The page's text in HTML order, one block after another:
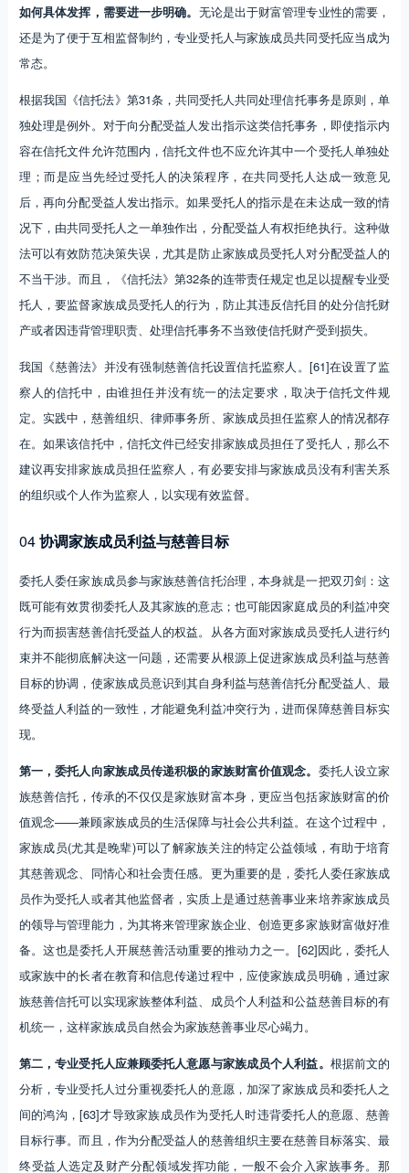
如何具体发挥，需要进一步明确。 无论是出于财富管理专业性的需要，
还是为了便于互相监督制约，专业受托人与家族成员共同受托应当成为
常态。
根据我国《信托法》第31条，共同受托人共同处理信托事务是原则，单
独处理是例外。对于向分配受益人发出指示这类信托事务，即使指示内
容在信托文件允许范围内，信托文件也不应允许其中一个受托人单独处
理；而是应当先经过受托人的决策程序，在共同受托人达成一致意见
后，再向分配受益人发出指示。如果受托人的指示是在未达成一致的情
况下，由共同受托人之一单独作出，分配受益人有权拒绝执行。这种做
法可以有效防范决策失误，尤其是防止家族成员受托人对分配受益人的
不当干涉。而且，《信托法》第32条的连带责任规定也足以提醒专业受
托人，要监督家族成员受托人的行为，防止其违反信托目的处分信托财
产或者因违背管理职责、处理信托事务不当致使信托财产受到损失。
我国《慈善法》并没有强制慈善信托设置信托监察人。[61]在设置了监
察人的信托中，由谁担任并没有统一的法定要求，取决于信托文件规
定。实践中，慈善组织、律师事务所、家族成员担任监察人的情况都存
在。如果该信托中，信托文件已经安排家族成员担任了受托人，那么不
建议再安排家族成员担任监察人，有必要安排与家族成员没有利害关系
的组织或个人作为监察人，以实现有效监督。
04协调家族成员利益与慈善目标
委托人委任家族成员参与家族慈善信托治理，本身就是一把双刃剑：这
既可能有效贯彻委托人及其家族的意志；也可能因家庭成员的利益冲突
行为而损害慈善信托受益人的权益。从各方面对家族成员受托人进行约
束并不能彻底解决这一问题，还需要从根源上促进家族成员利益与慈善
目标的协调，使家族成员意识到其自身利益与慈善信托分配受益人、最
终受益人利益的一致性，才能避免利益冲突行为，进而保障慈善目标实
现。
第一，委托人向家族成员传递积极的家族财富价值观念。 委托人设立家
族慈善信托，传承的不仅仅是家族财富本身，更应当包括家族财富的价
值观念——兼顾家族成员的生活保障与社会公共利益。在这个过程中，
家族成员(尤其是晚辈)可以了解家族关注的特定公益领域，有助于培育
其慈善观念、同情心和社会责任感。更为重要的是，委托人委任家族成
员作为受托人或者其他监督者，实质上是通过慈善事业来培养家族成员
的领导与管理能力，为其将来管理家族企业、创造更多家族财富做好准
备。这也是委托人开展慈善活动重要的推动力之一。[62]因此，委托人
或家族中的长者在教育和信息传递过程中，应使家族成员明确，通过家
族慈善信托可以实现家族整体利益、成员个人利益和公益慈善目标的有
机统一，这样家族成员自然会为家族慈善事业尽心竭力。
第二，专业受托人应兼顾委托人意愿与家族成员个人利益。 根据前文的
分析，专业受托人过分重视委托人的意愿，加深了家族成员和委托人之
间的鸿沟，[63]才导致家族成员作为受托人时违背委托人的意愿、慈善
目标行事。而且，作为分配受益人的慈善组织主要在慈善目标落实、最
终受益人选定及财产分配领域发挥功能，一般不会介入家族事务。那